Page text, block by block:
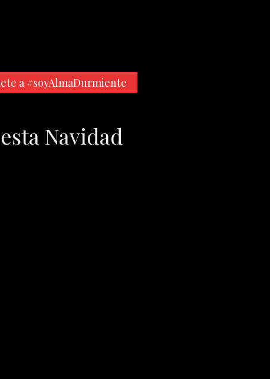
a #soyAlmaDurmiente
Navidad